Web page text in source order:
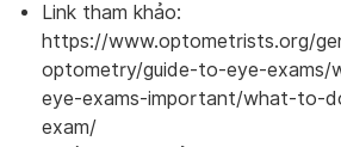
Link tham khảo:
https://www.optometrists.org/
optometry/guide-to-eye-exams/
eye-exams-important/what-to-
exam/